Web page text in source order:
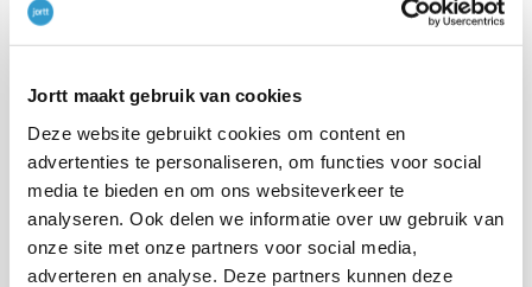
Jortt maakt gebruik van cookies
Deze website gebruikt cookies om content en
advertenties te personaliseren, om functies voor social
media te bieden en om ons websiteverkeer te
analyseren. Ook delen we informatie over uw gebruik van
onze site met onze partners voor social media,
adverteren en analyse. Deze partners kunnen deze